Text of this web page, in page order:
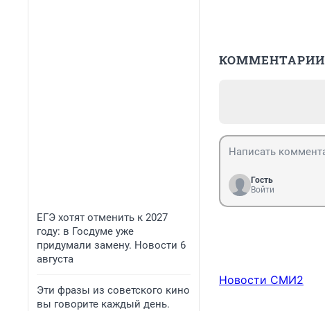
ЕГЭ хотят отменить к 2027
году: в Госдуме уже
придумали замену. Новости 6
августа
Эти фразы из советского кино
вы говорите каждый день.
КОММЕНТАРИИ
Гость
Войти
Новости СМИ2